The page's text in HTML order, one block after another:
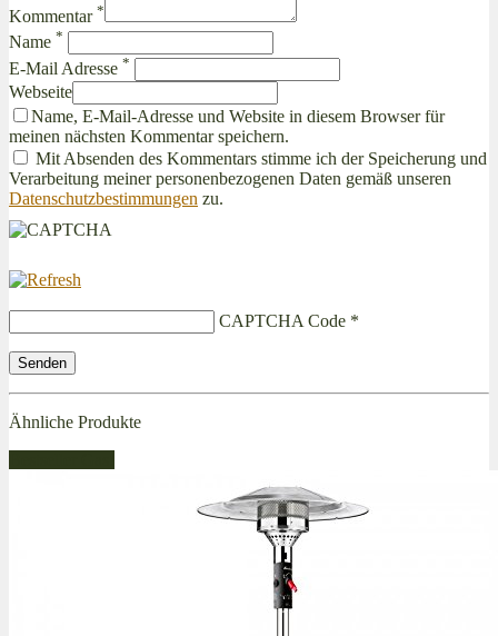
Kommentar *
Name *
E-Mail Adresse *
Webseite
Name, E-Mail-Adresse und Website in diesem Browser für
meinen nächsten Kommentar speichern.
Mit Absenden des Kommentars stimme ich der Speicherung und
Verarbeitung meiner personenbezogenen Daten gemäß unseren
Datenschutzbestimmungen zu.
CAPTCHA Code *
Ähnliche Produkte